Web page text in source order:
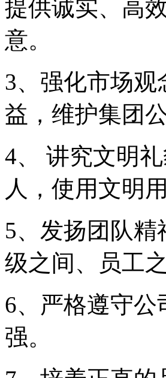
提供诚实、高
意。
3、强化市场
益，维护集团
4、 讲究文明
人，使用文明用
5、发扬团队
级之间、员工
6、严格遵守
强。